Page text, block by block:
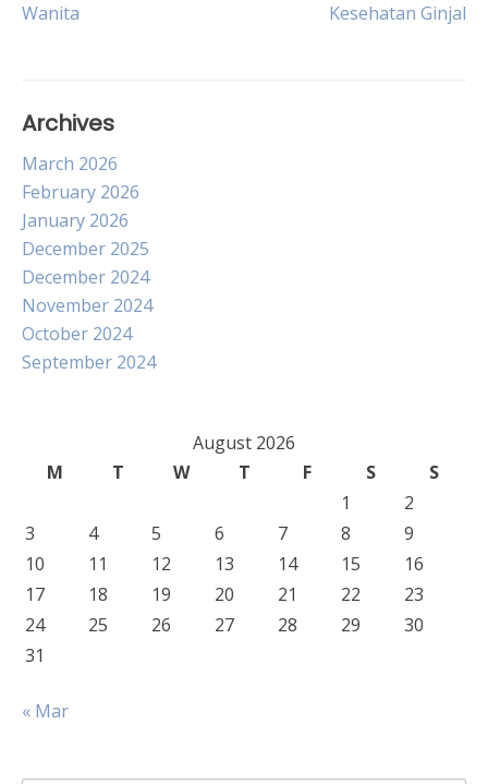
navigation
Wanita
Kesehatan Ginjal
Archives
March 2026
February 2026
January 2026
December 2025
December 2024
November 2024
October 2024
September 2024
August 2026
M
T W T F S
S
1
2
3
4 5 6 7 8
9
10
11 12 13 14 15
16
17
18 19 20 21 22
23
24
25 26 27 28 29
30
31
« Mar